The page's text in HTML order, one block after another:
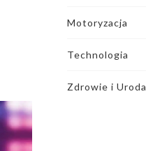
Motoryzacja
Technologia
Zdrowie i Uroda